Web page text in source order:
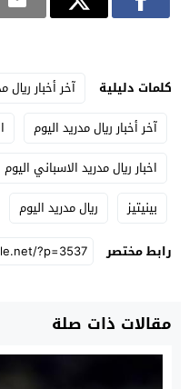
كلمات دليلية
آخر أخبار ريال
آخر أخبار ريال مدريد اليوم
اخبار ريال مدريد الاسباني اليوم
بينيتيز
ريال مدريد اليوم
رابط مختصر
مقالات ذات صلة